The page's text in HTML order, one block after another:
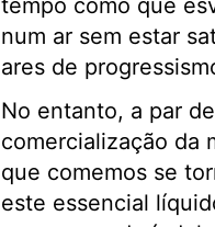
tempo como que
num ar sem estar
ares de
No entanto, a par
comercialização da
que comemos se
este essencial